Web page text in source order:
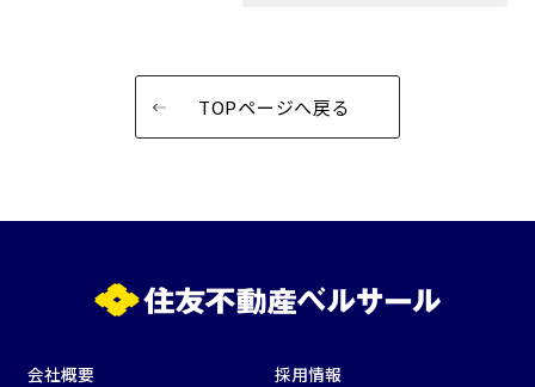
TOPページへ戻る
会社概要
採用情報